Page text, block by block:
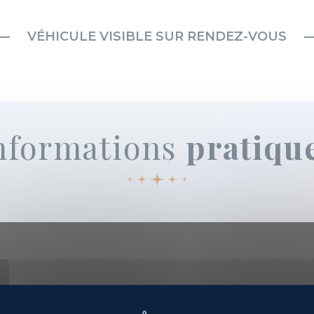
VÉHICULE VISIBLE SUR RENDEZ-VOUS